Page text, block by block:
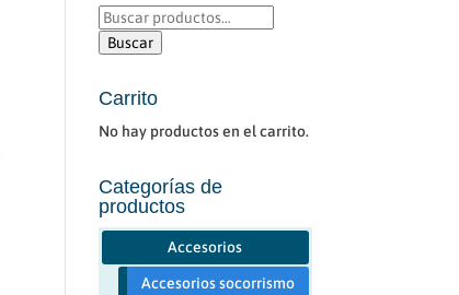
Buscar
por:
Buscar
Carrito
No hay productos en el carrito.
Categorías de
productos
Accesorios
Accesorios socorrismo